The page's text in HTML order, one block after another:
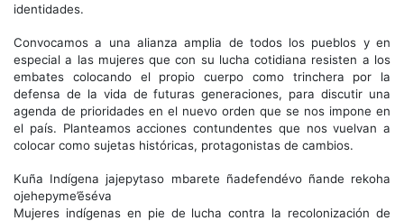
identidades.
Convocamos a una alianza amplia de todos los pueblos y en
especial a las mujeres que con su lucha cotidiana resisten a los
embates colocando el propio cuerpo como trinchera por la
defensa de la vida de futuras generaciones, para discutir una
agenda de prioridades en el nuevo orden que se nos impone en
el país. Planteamos acciones contundentes que nos vuelvan a
colocar como sujetas históricas, protagonistas de cambios.
Kuña Indígena jajepytaso mbarete ñadefendévo ñande rekoha
ojehepyme’ẽséva
Mujeres indígenas en pie de lucha contra la recolonización de